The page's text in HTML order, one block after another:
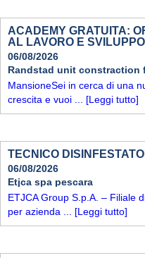
ACADEMY GRATUITA:
AL LAVORO E
06/08/2026
Randstad unit constraction
MansioneSei in cerca di una
crescita e vuoi ... [Leggi tutto]
TECNICO
06/08/2026
Etjca spa pescara
ETJCA Group S.p.A. – Filiale
per azienda ... [Leggi tutto]